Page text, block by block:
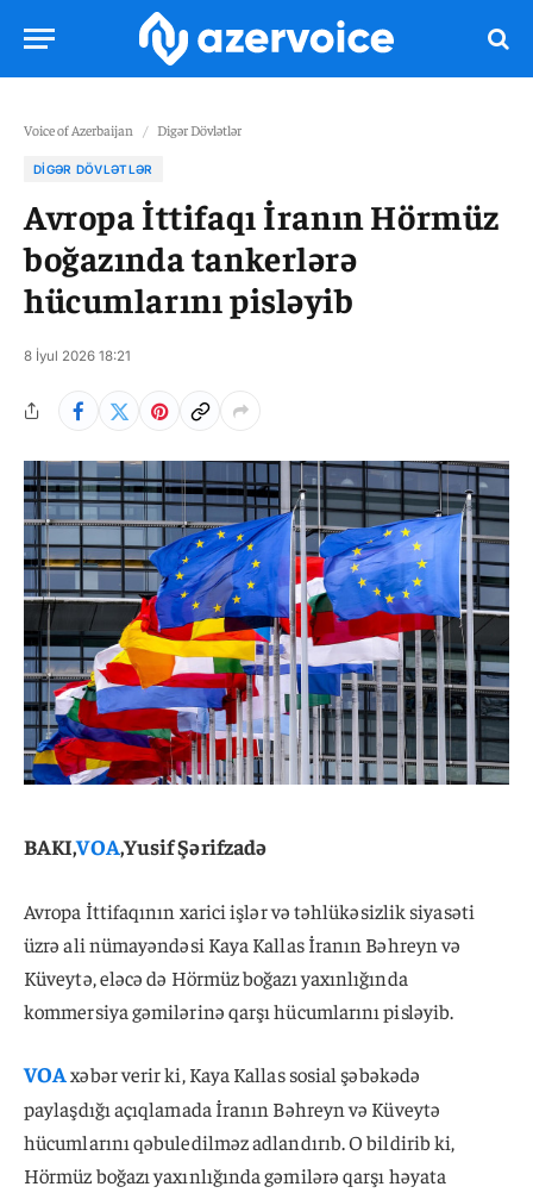
Voice of Azerbaijan / Digər Dövlətlər
DIGƏR DÖVLƏTLƏR
Avropa İttifaqı İranın Hörmüz
boğazında tankerlərə
hücumlarını pisləyib
8 İyul 2026 18:21
BAKI,VOA,Yusif Şərifzadə
Avropa İttifaqının xarici işlər və təhlükəsizlik siyasəti
üzrə ali nümayəndəsi Kaya Kallas İranın Bəhreyn və
Küveytə, eləcə də Hörmüz boğazı yaxınlığında
kommersiya gəmilərinə qarşı hücumlarını pisləyib.
VOAxəbər verir ki, Kaya Kallas sosial şəbəkədə
paylaşdığı açıqlamada İranın Bəhreyn və Küveytə
hücumlarını qəbuledilməz adlandırıb. O bildirib ki,
Hörmüz boğazı yaxınlığında gəmilərə qarşı həyata